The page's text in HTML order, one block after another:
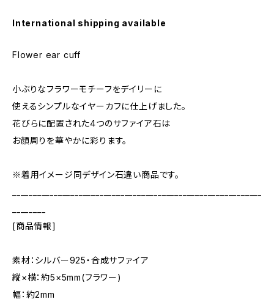
International shipping available
Flower ear cuff
小ぶりなフラワーモチーフをデイリーに
使えるシンプルなイヤーカフに仕上げました。
花びらに配置された4つのサファイア石は
お顔周りを華やかに彩ります。
※着用イメージ同デザイン石違い商品です。
[商品情報]
素材：シルバー925・合成サファイア
縦×横：約5×5mm(フラワー)
幅：約2mm